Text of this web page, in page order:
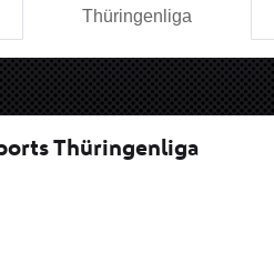
Thüringenliga